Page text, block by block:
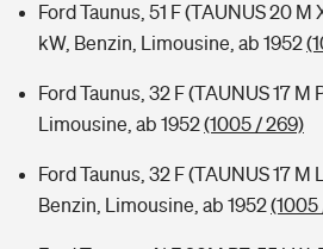
Ford Taunus, 51 F (TAUNUS 20 M
kW, Benzin, Limousine, ab 1952
Ford Taunus, 32 F (TAUNUS 17 M
Limousine, ab 1952(1005 / 269)
Ford Taunus, 32 F (TAUNUS 17 M
Benzin, Limousine, ab 1952(1005